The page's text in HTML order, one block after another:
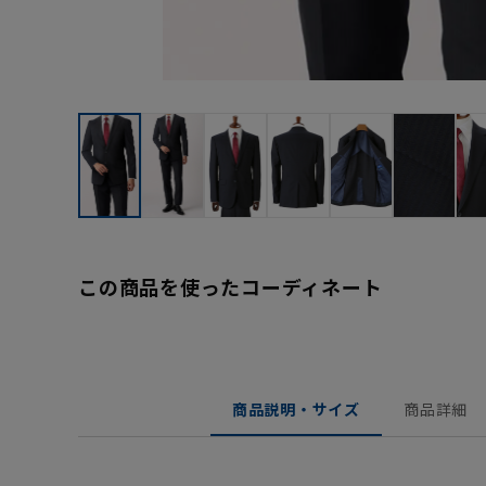
この商品を使ったコーディネート
商品説明・サイズ 商品詳細